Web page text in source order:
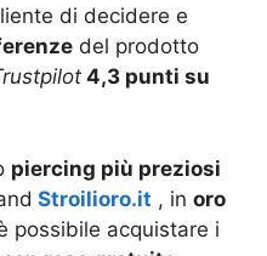
di decidere e
del prodotto
4,3 punti su
piercing più preziosi
Stroilioro.it , in oro
possibile acquistare i